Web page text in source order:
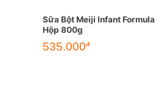
Sữa Bột Meiji Infant Formula
Hộp 800g
535.000đ